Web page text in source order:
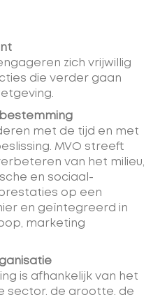
zich vrijwillig
die verder gaan
met de tijd en met
MVO streeft
van het milieu,
en sociaal-
op een
en geïntegreerd in
marketing
is afhankelijk van het
sector, de grootte, de